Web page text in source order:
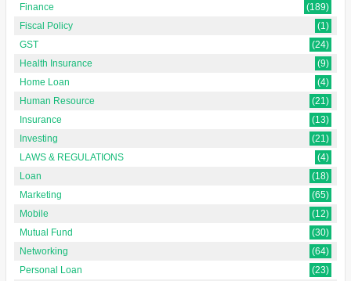
Finance
(189)
Fiscal Policy
(1)
GST
(24)
Health Insurance
(9)
Home Loan
(4)
Human Resource
(21)
Insurance
(13)
Investing
(21)
LAWS & REGULATIONS
(4)
Loan
(18)
Marketing
(65)
Mobile
(12)
Mutual Fund
(30)
Networking
(64)
Personal Loan
(23)